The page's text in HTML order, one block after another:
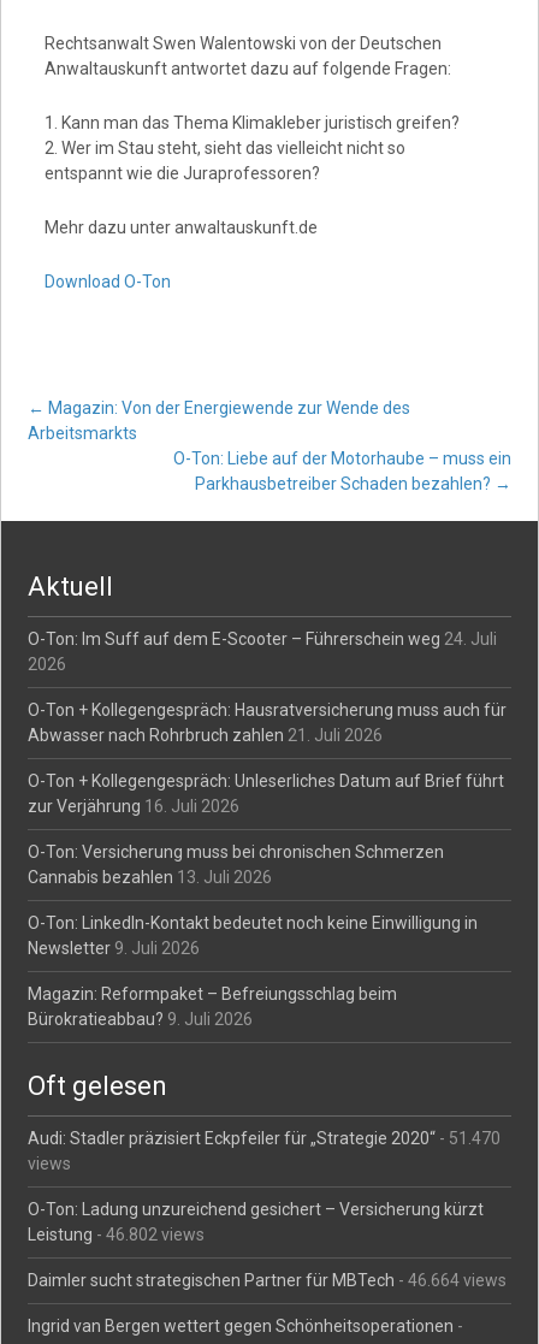
Rechtsanwalt Swen Walentowski von der Deutschen
Anwaltauskunft antwortet dazu auf folgende Fragen:
1. Kann man das Thema Klimakleber juristisch greifen?
2. Wer im Stau steht, sieht das vielleicht nicht so
entspannt wie die Juraprofessoren?
Mehr dazu unter anwaltauskunft.de
Download O-Ton
Post
navigation
← Magazin: Von der Energiewende zur Wende des
Arbeitsmarkts
O-Ton: Liebe auf der Motorhaube – muss ein
Parkhausbetreiber Schaden bezahlen? →
Aktuell
O-Ton: Im Suff auf dem E-Scooter – Führerschein weg 24. Juli
2026
O-Ton + Kollegengespräch: Hausratversicherung muss auch für
Abwasser nach Rohrbruch zahlen 21. Juli 2026
O-Ton + Kollegengespräch: Unleserliches Datum auf Brief führt
zur Verjährung 16. Juli 2026
O-Ton: Versicherung muss bei chronischen Schmerzen
Cannabis bezahlen 13. Juli 2026
O-Ton: LinkedIn-Kontakt bedeutet noch keine Einwilligung in
Newsletter 9. Juli 2026
Magazin: Reformpaket – Befreiungsschlag beim
Bürokratieabbau? 9. Juli 2026
Oft gelesen
Audi: Stadler präzisiert Eckpfeiler für „Strategie 2020“ - 51.470
views
O-Ton: Ladung unzureichend gesichert – Versicherung kürzt
Leistung - 46.802 views
Daimler sucht strategischen Partner für MBTech - 46.664 views
Ingrid van Bergen wettert gegen Schönheitsoperationen -